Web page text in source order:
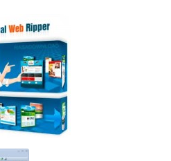
Обработка текста
Интернет и сеть
Безопасность
Мультимедиа
Образование